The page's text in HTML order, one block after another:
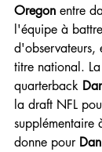
Oregon entre
l'équipe à
d'observateurs,
titre national.
quarterback
la draft NFL
supplémentaire
donne pour